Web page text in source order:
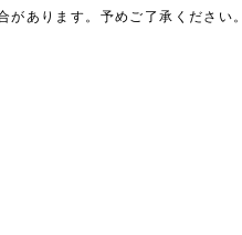
あります。予めご了承ください。